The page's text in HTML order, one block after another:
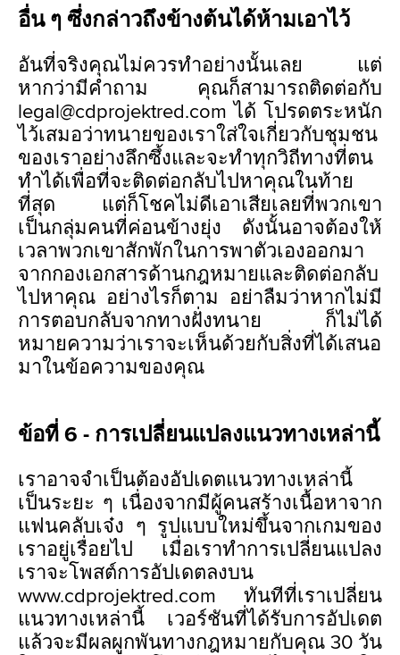
อื่น ๆ ซึ่งกล่าวถึงข้างต้นได้ห้ามเอาไว้
อันที่จริงคุณไม่ควรทำอย่างนั้นเลย แต่
หากว่ามีคำถาม คุณก็สามารถติดต่อกับ
legal@cdprojektred.com ได้ โปรดตระหนัก
ไว้เสมอว่าทนายของเราใส่ใจเกี่ยวกับชุมชน
ของเราอย่างลึกซึ้งและจะทำทุกวิถีทางที่ตน
ทำได้เพื่อที่จะติดต่อกลับไปหาคุณในท้าย
ที่สุด แต่ก็โชคไม่ดีเอาเสียเลยที่พวกเขา
เป็นกลุ่มคนที่ค่อนข้างยุ่ง ดังนั้นอาจต้องให้
เวลาพวกเขาสักพักในการพาตัวเองออกมา
จากกองเอกสารด้านกฎหมายและติดต่อกลับ
ไปหาคุณ อย่างไรก็ตาม อย่าลืมว่าหากไม่มี
การตอบกลับจากทางฝั่งทนาย ก็ไม่ได้
หมายความว่าเราจะเห็นด้วยกับสิ่งที่ได้เสนอ
มาในข้อความของคุณ
ข้อที่ 6 - การเปลี่ยนแปลงแนวทางเหล่านี้
เราอาจจำเป็นต้องอัปเดตแนวทางเหล่านี้
เป็นระยะ ๆ เนื่องจากมีผู้คนสร้างเนื้อหาจาก
แฟนคลับเจ๋ง ๆ รูปแบบใหม่ขึ้นจากเกมของ
เราอยู่เรื่อยไป เมื่อเราทำการเปลี่ยนแปลง
เราจะโพสต์การอัปเดตลงบน
www.cdprojektred.com ทันทีที่เราเปลี่ยน
แนวทางเหล่านี้ เวอร์ชันที่ได้รับการอัปเดต
แล้วจะมีผลผูกพันทางกฎหมายกับคุณ 30 วัน